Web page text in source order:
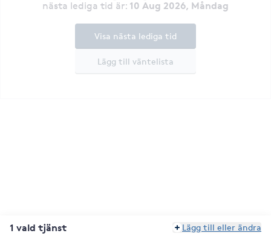
nästa lediga tid är: 10 Aug 2026, Måndag
Lägg till väntelista
Visa nästa lediga tid
1 vald tjänst Lägg till eller ändra